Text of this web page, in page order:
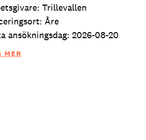
Trillevallen
Åre
ansökningsdag: 2026-08-20
MER